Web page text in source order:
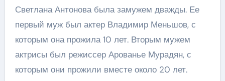
Светлана Антонова была замужем дважды. Ее
первый муж был актер Владимир Меньшов, с
которым она прожила 10 лет. Вторым мужем
актрисы был режиссер Арованье Мурадян, с
которым они прожили вместе около 20 лет.